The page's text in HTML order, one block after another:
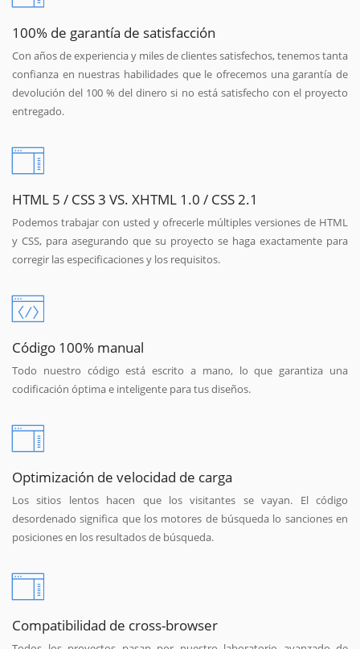
100% de garantía de satisfacción
Con años de experiencia y miles de clientes satisfechos, tenemos tanta
confianza en nuestras habilidades que le ofrecemos una garantía de
devolución del 100 % del dinero si no está satisfecho con el proyecto
entregado.
HTML 5 / CSS 3 VS. XHTML 1.0 / CSS 2.1
Podemos trabajar con usted y ofrecerle múltiples versiones de HTML
y CSS, para asegurando que su proyecto se haga exactamente para
corregir las especificaciones y los requisitos.
Código 100% manual
Todo nuestro código está escrito a mano, lo que garantiza una
codificación óptima e inteligente para tus diseños.
Optimización de velocidad de carga
Los sitios lentos hacen que los visitantes se vayan. El código
desordenado significa que los motores de búsqueda lo sanciones en
posiciones en los resultados de búsqueda.
Compatibilidad de cross-browser